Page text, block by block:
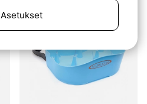
Asetukset